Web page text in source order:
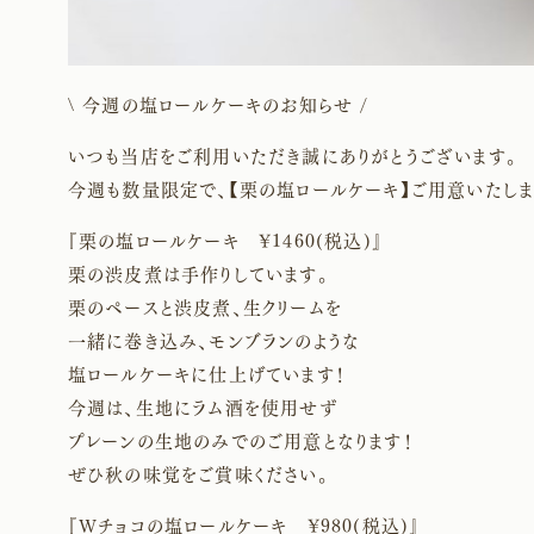
\ 今週の塩ロールケーキのお知らせ /
いつも当店をご利用いただき誠にありがとうございます。
今週も数量限定で、【栗の塩ロールケーキ】ご用意いたしま
『栗の塩ロールケーキ ¥1460(税込)』
栗の渋皮煮は手作りしています。
栗のペースと渋皮煮、生クリームを
一緒に巻き込み、モンブランのような
塩ロールケーキに仕上げています！
今週は、生地にラム酒を使用せず
プレーンの生地のみでのご用意となります！
ぜひ秋の味覚をご賞味ください。
『Wチョコの塩ロールケーキ ¥980(税込)』